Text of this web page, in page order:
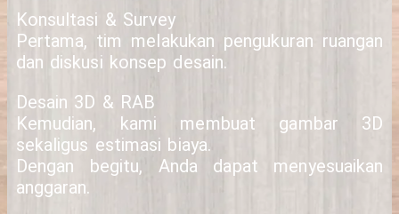
Konsultasi & Survey
Pertama, tim melakukan pengukuran ruangan
dan diskusi konsep desain.
Desain 3D & RAB
Kemudian, kami membuat gambar 3D
sekaligus estimasi biaya.
Dengan begitu, Anda dapat menyesuaikan
anggaran.